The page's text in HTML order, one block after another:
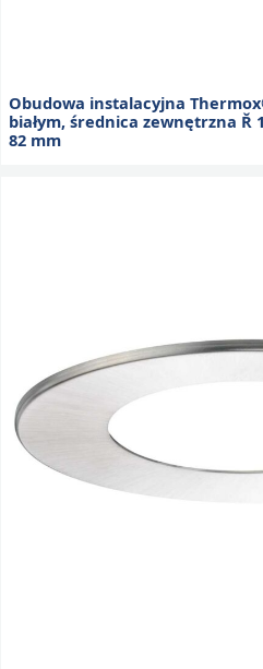
Obudowa instalacyjna
białym, średnica zewnętrzna Ř
82 mm